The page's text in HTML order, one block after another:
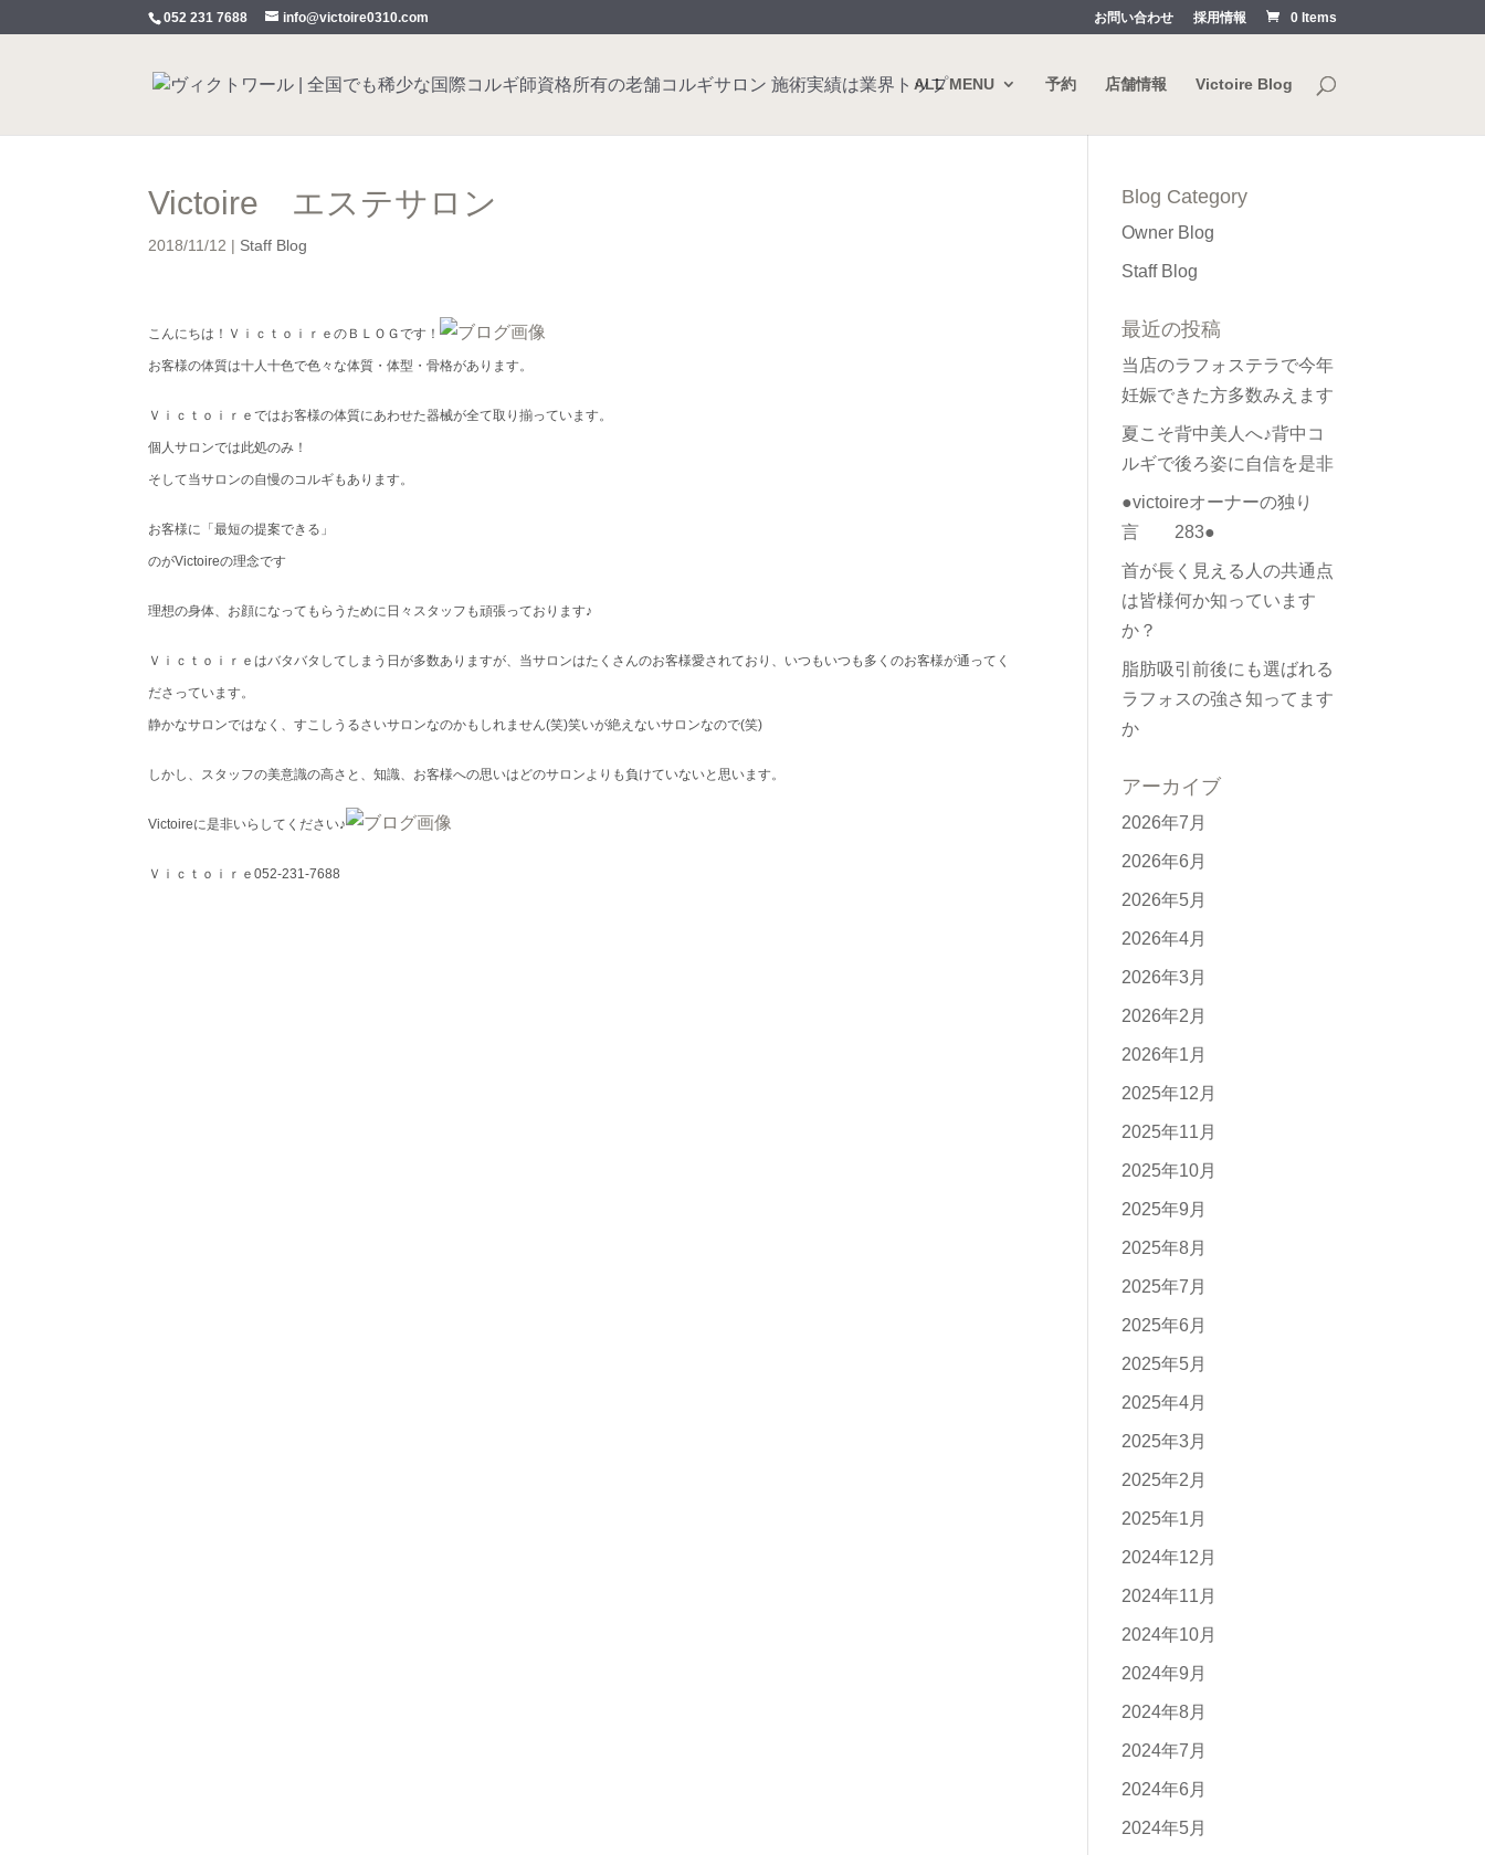
052 231 7688 info@victoire0310.com お問い合わせ 採用情報 0 Items
ALL MENU 予約 店舗情報 Victoire Blog
Victoire エステサロン
2018/11/12 | Staff Blog
こんにちは！ＶｉｃｔｏｉｒｅのＢＬＯＧです！
お客様の体質は十人十色で色々な体質・体型・骨格があります。
Ｖｉｃｔｏｉｒｅではお客様の体質にあわせた器械が全て取り揃っています。
個人サロンでは此処のみ！
そして当サロンの自慢のコルギもあります。
お客様に「最短の提案できる」
のがVictoireの理念です
理想の身体、お顔になってもらうために日々スタッフも頑張っております♪
Ｖｉｃｔｏｉｒｅはバタバタしてしまう日が多数ありますが、当サロンはたくさんのお客様愛されており、いつもいつも多くのお客様が通ってく
ださっています。
静かなサロンではなく、すこしうるさいサロンなのかもしれません(笑)笑いが絶えないサロンなので(笑)
しかし、スタッフの美意識の高さと、知識、お客様への思いはどのサロンよりも負けていないと思います。
Victoireに是非いらしてください♪
Ｖｉｃｔｏｉｒｅ052-231-7688
Blog Category
Owner Blog
Staff Blog
最近の投稿
当店のラフォステラで今年
妊娠できた方多数みえます
夏こそ背中美人へ♪背中コ
ルギで後ろ姿に自信を是非
●victoireオーナーの独り
言 283●
首が長く見える人の共通点
は皆様何か知っています
か？
脂肪吸引前後にも選ばれる
ラフォスの強さ知ってます
か
アーカイブ
2026年7月
2026年6月
2026年5月
2026年4月
2026年3月
2026年2月
2026年1月
2025年12月
2025年11月
2025年10月
2025年9月
2025年8月
2025年7月
2025年6月
2025年5月
2025年4月
2025年3月
2025年2月
2025年1月
2024年12月
2024年11月
2024年10月
2024年9月
2024年8月
2024年7月
2024年6月
2024年5月